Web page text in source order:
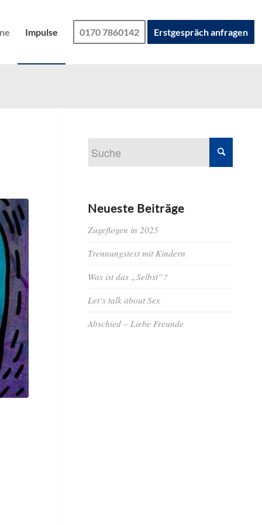
Impulse 0170 7860142 Erstgespräch anfragen
Neueste Beiträge
Zugeflogen in 2025
Trennungstext mit Kindern
Was ist das „Selbst“?
Let‘s talk about Sex
Abschied – Liebe Freunde